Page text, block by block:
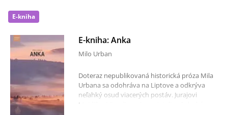
E-kniha
E-kniha: Anka
Milo Urban
Doteraz nepublikovaná historická próza Mila
Urbana sa odohráva na Liptove a odkrýva
neľahký osud viacerých postáv. Jurajovi
Majdišovi-Smoliarovi nepriatelia už druhý raz